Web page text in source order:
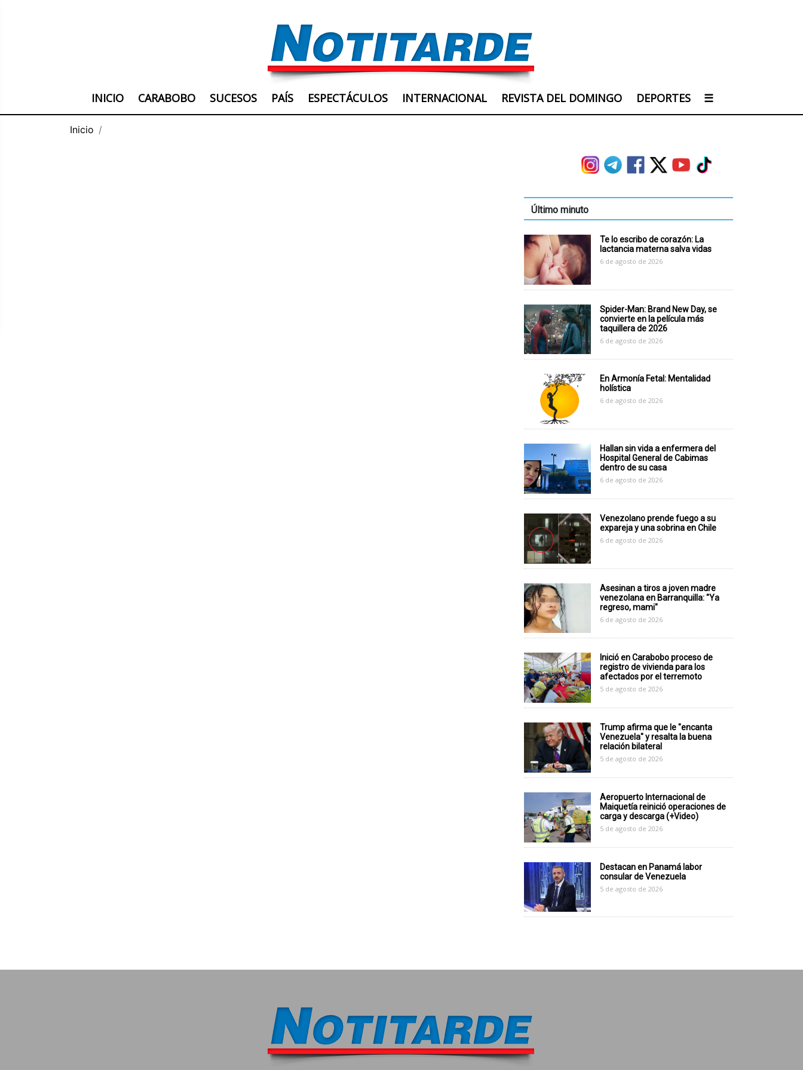
INICIO CARABOBO SUCESOS PAÍS ESPECTÁCULOS INTERNACIONAL REVISTA DEL DOMINGO DEPORTES ☰
Inicio
Último minuto
Te lo escribo de corazón: La
lactancia materna salva vidas
6 de agosto de 2026
Spider-Man: Brand New Day, se
convierte en la película más
taquillera de 2026
6 de agosto de 2026
En Armonía Fetal: Mentalidad
holística
6 de agosto de 2026
Hallan sin vida a enfermera del
Hospital General de Cabimas
dentro de su casa
6 de agosto de 2026
Venezolano prende fuego a su
expareja y una sobrina en Chile
6 de agosto de 2026
Asesinan a tiros a joven madre
venezolana en Barranquilla: "Ya
regreso, mami"
6 de agosto de 2026
Inició en Carabobo proceso de
registro de vivienda para los
afectados por el terremoto
5 de agosto de 2026
Trump afirma que le "encanta
Venezuela" y resalta la buena
relación bilateral
5 de agosto de 2026
Aeropuerto Internacional de
Maiquetía reinició operaciones de
carga y descarga (+Video)
5 de agosto de 2026
Destacan en Panamá labor
consular de Venezuela
5 de agosto de 2026